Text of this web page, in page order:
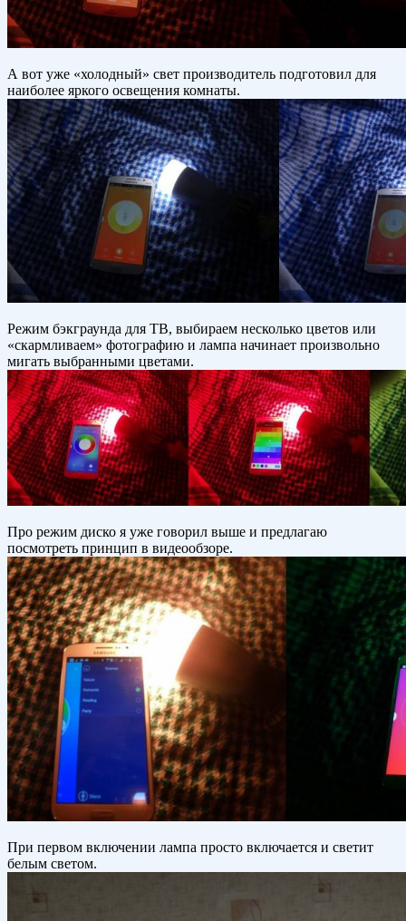
А вот уже «холодный» свет производитель подготовил для
наиболее яркого освещения комнаты.
Режим бэкграунда для ТВ, выбираем несколько цветов или
«скармливаем» фотографию и лампа начинает произвольно
мигать выбранными цветами.
Про режим диско я уже говорил выше и предлагаю
посмотреть принцип в видеообзоре.
При первом включении лампа просто включается и светит
белым светом.